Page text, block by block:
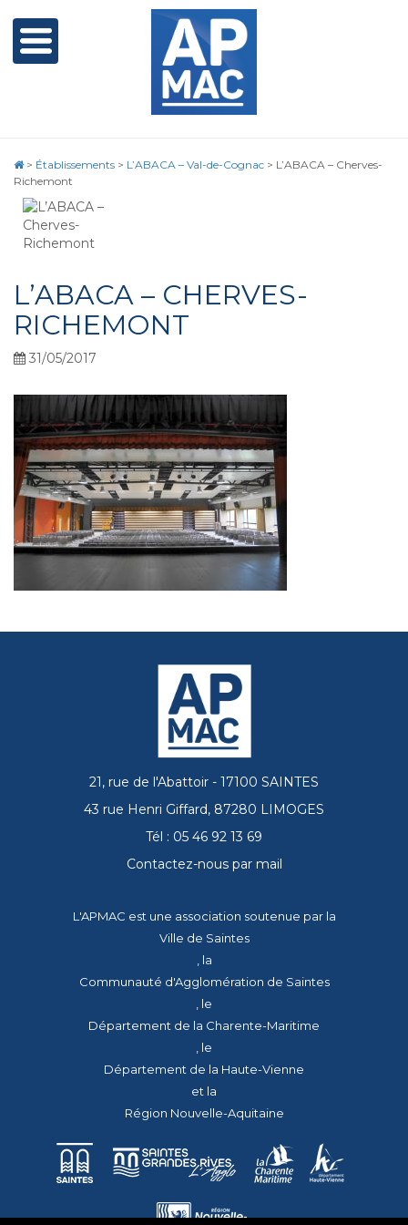
> Établissements > L’ABACA – Val-de-Cognac > L’ABACA – Cherves-
Richemont
L’ABACA – CHERVES-
RICHEMONT
31/05/2017
21, rue de l'Abattoir - 17100 SAINTES
43 rue Henri Giffard, 87280 LIMOGES
Tél : 05 46 92 13 69
Contactez-nous par mail
L'APMAC est une association soutenue par la
Ville de Saintes
, la
Communauté d'Agglomération de Saintes
, le
Département de la Charente-Maritime
, le
Département de la Haute-Vienne
et la
Région Nouvelle-Aquitaine